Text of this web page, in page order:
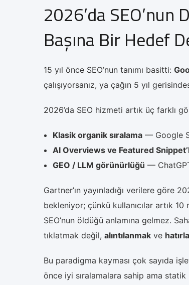
2026’da SEO’nun
Başına Bir Hedef
15 yıl önce SEO’nun tanımı basitti:
çalışıyorsanız, ya çağın 5 yıl
2026’da SEO hizmeti artık üç farklı
Klasik organik sıralama — Google
AI Overviews ve Featured
GEO / LLM görünürlüğü —
Gartner’ın yayınladığı verilere göre
bekleniyor; çünkü kullanıcılar artık
SEO’nun öldüğü anlamına gelmez.
tıklatmak değil, alıntılanmak ve
Bu paradigma kayması çok sayıda
önce iyi sıralamalara sahip ama statik